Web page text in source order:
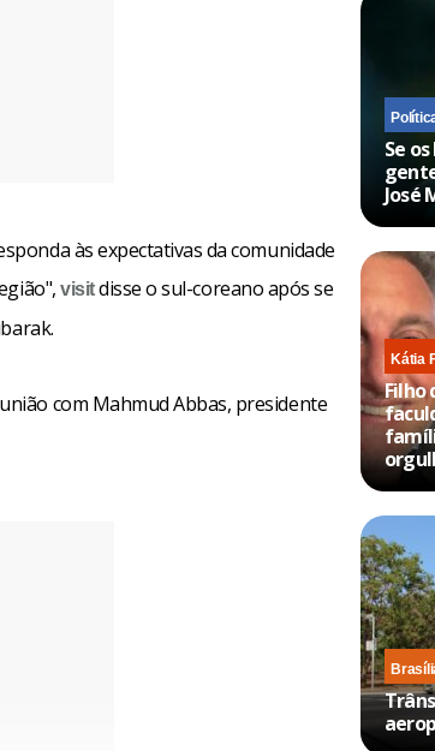
às expectativas da comunidade
visitdisse o sul-coreano após se
com Mahmud Abbas, presidente
Se
José
Kátia
Filho